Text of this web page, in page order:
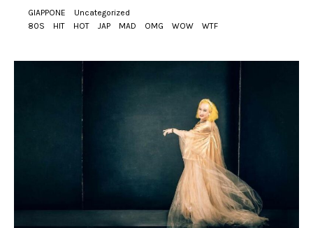
GIAPPONE
Uncategorized
80S
HIT HOT JAP MAD OMG WOW WTF